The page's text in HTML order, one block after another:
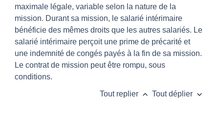
maximale légale, variable selon la nature de la
mission. Durant sa mission, le salarié intérimaire
bénéficie des mêmes droits que les autres salariés. Le
salarié intérimaire perçoit une prime de précarité et
une indemnité de congés payés à la fin de sa mission.
Le contrat de mission peut être rompu, sous
conditions.
Tout replier keyboard_arrow_up Tout déplier keyboard_arrow_down